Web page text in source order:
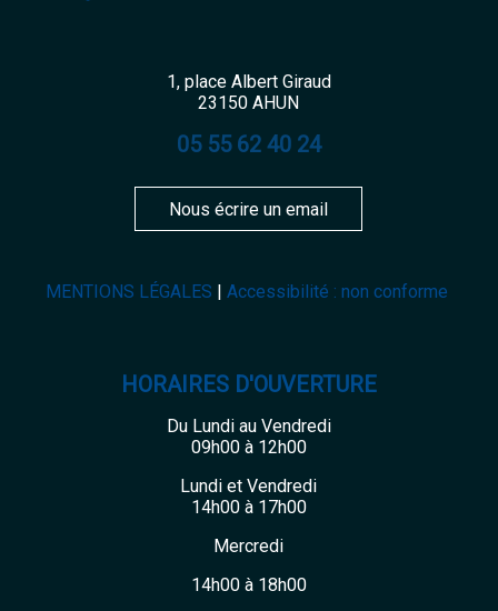
1, place Albert Giraud
23150 AHUN
05 55 62 40 24
Nous écrire un email
MENTIONS LÉGALES Accessibilité : non conforme
HORAIRES D'OUVERTURE
Du Lundi au Vendredi
09h00 à 12h00
Lundi et Vendredi
14h00 à 17h00
Mercredi
14h00 à 18h00